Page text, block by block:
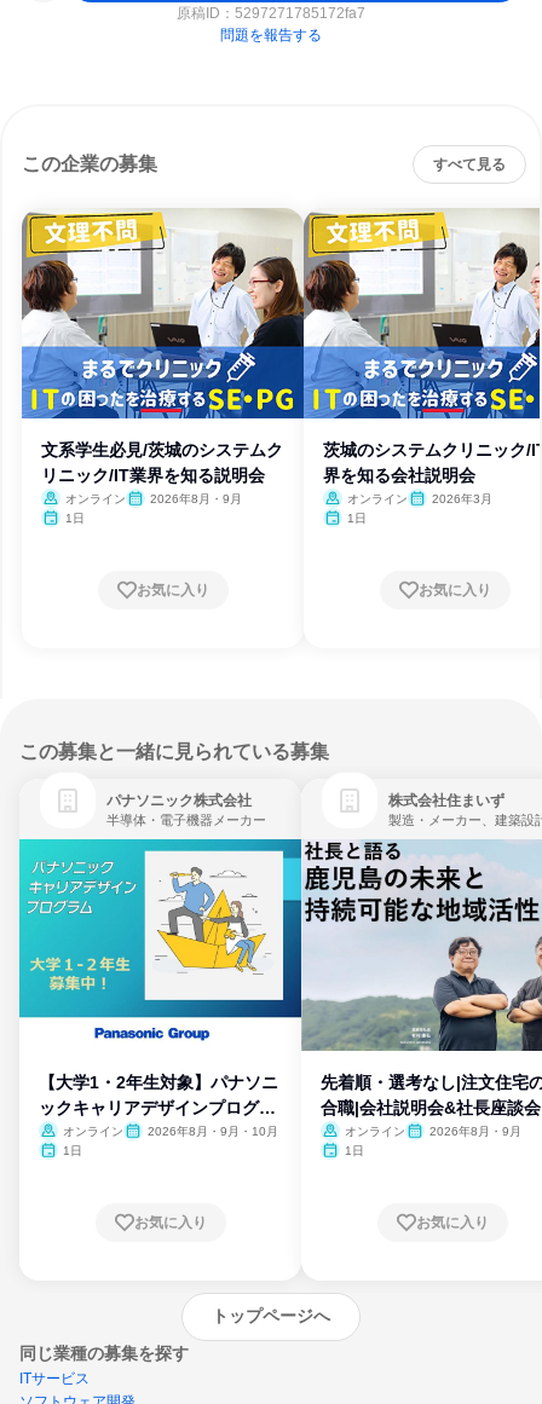
原稿ID： 5297271785172fa7
問題を報告する
この企業の募集 すべて見る
文系学生必見/茨城のシステムク
リニック/IT業界を知る説明会
オンライン
2026年8月・9月
1日
お気に入り
茨城のシステムクリニック/
界を知る会社説明会
オンライン
2026年3月
1日
お気に入り
この募集と一緒に見られている募集
パナソニック株式会社
半導体・電子機器メーカー
【大学1・2年生対象】パナソニ
ックキャリアデザインプログラ
ム
オンライン
2026年8月・9月・10月
1日
お気に入り
株式会社住まいず
製造・メーカー、建築設
先着順・選考なし|注文住宅
合職|会社説明会&社長座談会
オンライン
2026年8月・9月
1日
お気に入り
トップページへ
同じ業種の募集を探す
ITサービス